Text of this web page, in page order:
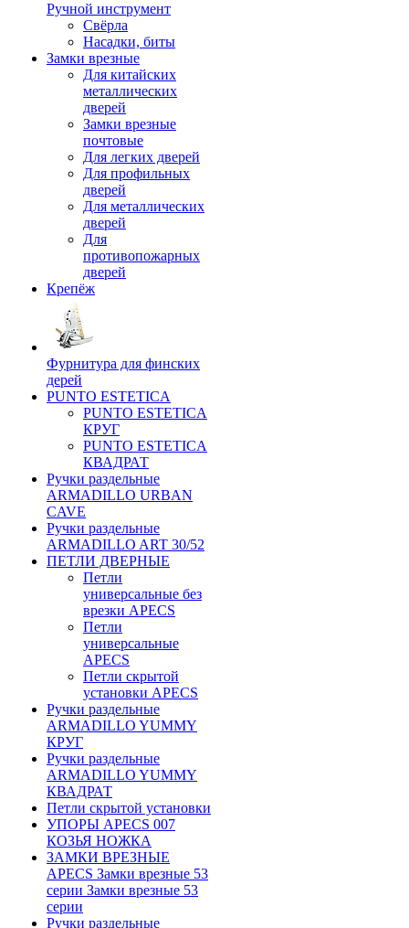
Ручной инструмент
Свёрла
Насадки, биты
Замки врезные
Для китайских
металлических
дверей
Замки врезные
почтовые
Для легких дверей
Для профильных
дверей
Для металлических
дверей
Для
противопожарных
дверей
Крепёж
Фурнитура для финских
дерей
PUNTO ESTETICA
PUNTO ESTETICA
КРУГ
PUNTO ESTETICA
КВАДРАТ
Ручки раздельные
ARMADILLO URBAN
CAVE
Ручки раздельные
ARMADILLO ART 30/52
ПЕТЛИ ДВЕРНЫЕ
Петли
универсальные без
врезки APECS
Петли
универсальные
APECS
Петли скрытой
установки APECS
Ручки раздельные
ARMADILLO YUMMY
КРУГ
Ручки раздельные
ARMADILLO YUMMY
КВАДРАТ
Петли скрытой установки
УПОРЫ APECS 007
КОЗЬЯ НОЖКА
ЗАМКИ ВРЕЗНЫЕ
APECS Замки врезные 53
серии Замки врезные 53
серии
Ручки раздельные